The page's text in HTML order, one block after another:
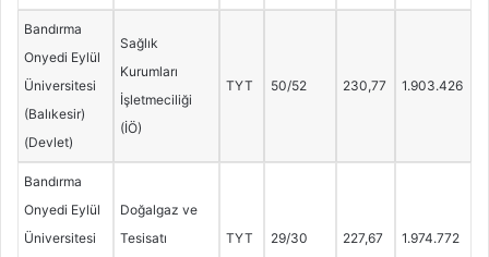
Bandırma
Onyedi Eylül
Üniversitesi
(Balıkesir)
(Devlet)
Sağlık
Kurumları
İşletmeciliği
(İÖ)
TYT 50/52 230,77 1.903.426
Bandırma
Onyedi Eylül
Üniversitesi
Doğalgaz ve
Tesisatı
TYT 29/30 227,67 1.974.772